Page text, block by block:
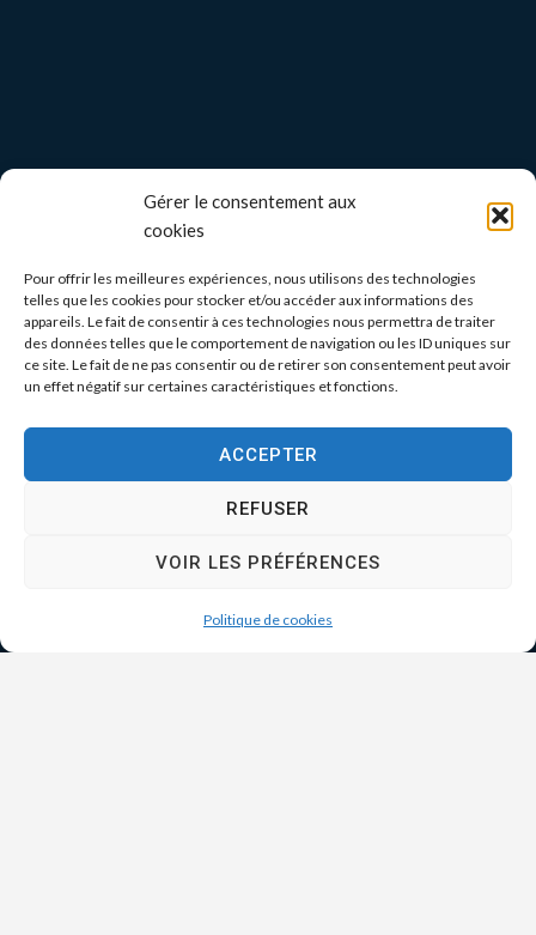
Gérer le consentement aux
cookies
Pour offrir les meilleures expériences, nous utilisons des technologies
telles que les cookies pour stocker et/ou accéder aux informations des
appareils. Le fait de consentir à ces technologies nous permettra de traiter
des données telles que le comportement de navigation ou les ID uniques sur
ce site. Le fait de ne pas consentir ou de retirer son consentement peut avoir
un effet négatif sur certaines caractéristiques et fonctions.
ACCEPTER
REFUSER
VOIR LES PRÉFÉRENCES
Politique de cookies